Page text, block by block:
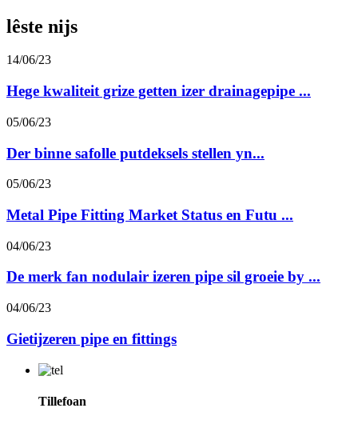
lêste nijs
14/06/23
Hege kwaliteit grize getten izer drainagepipe ...
05/06/23
Der binne safolle putdeksels stellen yn...
05/06/23
Metal Pipe Fitting Market Status en Futu ...
04/06/23
De merk fan nodulair izeren pipe sil groeie by ...
04/06/23
Gietijzeren pipe en fittings
Tillefoan